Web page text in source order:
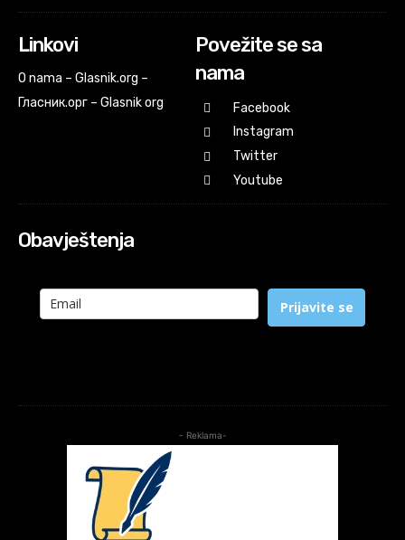
Linkovi
O nama – Glasnik.org –
Гласник.орг – Glasnik org
Povežite se sa
nama
Facebook
Instagram
Twitter
Youtube
Obavještenja
Prijavite se
- Reklama-